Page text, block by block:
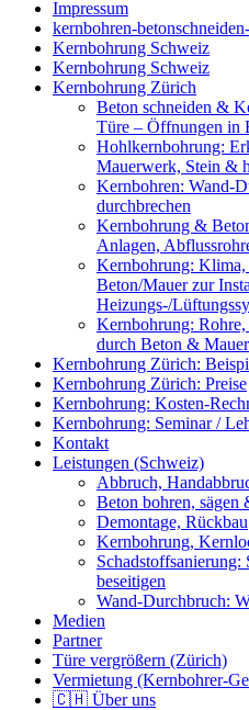
Impressum
kernbohren-
Kernbohrung Schweiz
Kernbohrung Schweiz
Kernbohrung Zürich
Beton schneiden &
Türe – Öffnungen in
Hohlkernbohrung:
Mauerwerk, Stein &
Kernbohren: Wand-
durchbrechen
Kernbohrung &
Anlagen,
Kernbohrung:
Beton/Mauer zur
Heizungs-/
Kernbohrung:
durch Beton &
Kernbohrung Zürich:
Kernbohrung Zürich: Preise
Kernbohrung: Kosten-
Kernbohrung: Seminar /
Kontakt
Leistungen (Schweiz)
Abbruch,
Beton bohren, sägen
Demontage, Rückbau
Kernbohrung,
Schadstoffsanierung:
beseitigen
Wand-Durchbruch:
Medien
Partner
Türe vergrößern (Zürich)
Vermietung (Kernbohrer-
🇨🇭 Über uns